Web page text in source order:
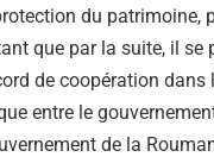
du patrimoine,
que par la suite, il se
de coopération
entre le
de la